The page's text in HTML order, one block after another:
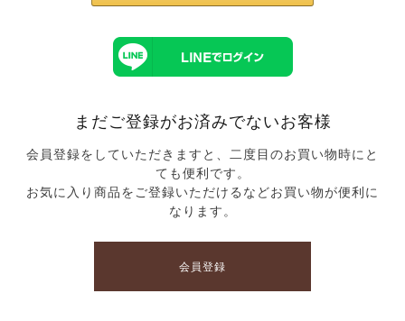
まだご登録がお済みでないお客様
会員登録をしていただきますと、二度目のお買い物時にと
ても便利です。
お気に入り商品をご登録いただけるなどお買い物が便利に
なります。
会員登録